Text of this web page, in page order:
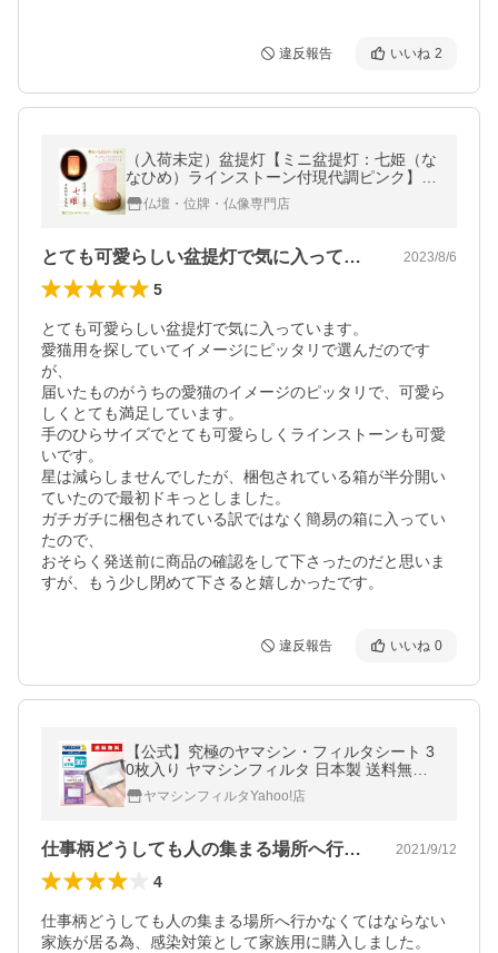
違反報告 いいね 2
（入荷未定）盆提灯【ミニ盆提灯：七姫（な
なひめ）ラインストーン付現代調ピンク】お
盆用品 仏具 お盆 霊前灯 盆ちょうちん 送料
無料仏壇・位牌・仏像専門店
とても可愛らしい盆提灯で気に入っていま… 2023/8/6
5
とても可愛らしい盆提灯で気に入っています。
愛猫用を探していてイメージにピッタリで選んだのです
が、
届いたものがうちの愛猫のイメージのピッタリで、可愛ら
しくとても満足しています。
手のひらサイズでとても可愛らしくラインストーンも可愛
いです。
星は減らしませんでしたが、梱包されている箱が半分開い
ていたので最初ドキっとしました。
ガチガチに梱包されている訳ではなく簡易の箱に入ってい
たので、
おそらく発送前に商品の確認をして下さったのだと思いま
すが、もう少し閉めて下さると嬉しかったです。
違反報告 いいね 0
【公式】究極のヤマシン・フィルタシート 3
0枚入り ヤマシンフィルタ 日本製 送料無料
マスク 洗える 高機能 高性能
ヤマシンフィルタYahoo!店
仕事柄どうしても人の集まる場所へ行かな… 2021/9/12
4
仕事柄どうしても人の集まる場所へ行かなくてはならない
家族が居る為、感染対策として家族用に購入しました。